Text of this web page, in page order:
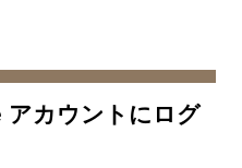
アカウントにログ